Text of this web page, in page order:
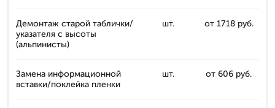
Демонтаж старой таблички/
указателя с высоты
(альпинисты)
шт. от 1718 руб.
Замена информационной
вставки/поклейка пленки
шт. от 606 руб.